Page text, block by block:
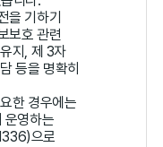
을 기하기
보호 관련
지, 제 3자
등을 명확히
한 경우에는
운영하는
으로